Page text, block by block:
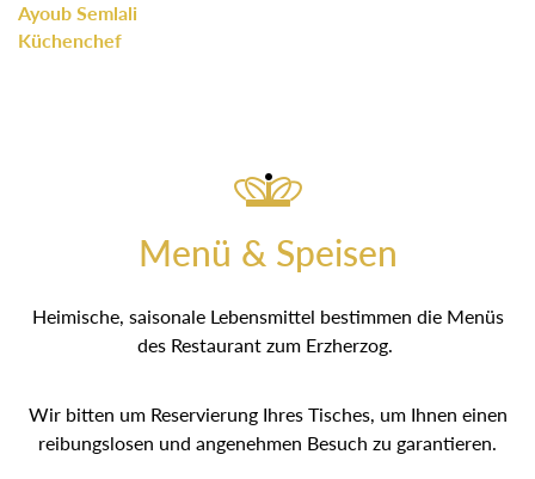
Ayoub Semlali
Küchenchef
Menü & Speisen
Heimische, saisonale Lebensmittel bestimmen die Menüs
des Restaurant zum Erzherzog.
Wir bitten um Reservierung Ihres Tisches, um Ihnen einen
reibungslosen und angenehmen Besuch zu garantieren.